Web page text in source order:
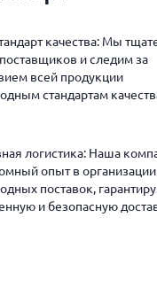
качества: Мы
и следим за
всей продукции
стандартам
логистика: Наша
опыт в организации
поставок,
и безопасную